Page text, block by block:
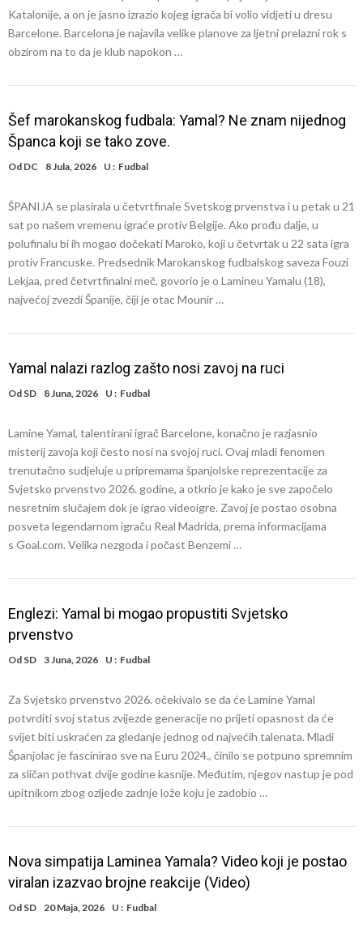
Katalonije, a on je jasno izrazio kojeg igrača bi volio vidjeti u dresu
Barcelone. Barcelona je najavila velike planove za ljetni prelazni rok s
obzirom na to da je klub napokon …
Šef marokanskog fudbala: Yamal? Ne znam nijednog
Španca koji se tako zove.
Od DC 8 Jula, 2026 U : Fudbal
ŠPANIJA se plasirala u četvrtfinale Svetskog prvenstva i u petak u 21
sat po našem vremenu igraće protiv Belgije. Ako prođu dalje, u
polufinalu bi ih mogao dočekati Maroko, koji u četvrtak u 22 sata igra
protiv Francuske. Predsednik Marokanskog fudbalskog saveza Fouzi
Lekjaa, pred četvrtfinalni meč, govorio je o Lamineu Yamalu (18),
najvećoj zvezdi Španije, čiji je otac Mounir …
Yamal nalazi razlog zašto nosi zavoj na ruci
Od SD 8 Juna, 2026 U : Fudbal
Lamine Yamal, talentirani igrač Barcelone, konačno je razjasnio
misterij zavoja koji često nosi na svojoj ruci. Ovaj mladi fenomen
trenutačno sudjeluje u pripremama španjolske reprezentacije za
Svjetsko prvenstvo 2026. godine, a otkrio je kako je sve započelo
nesretnim slučajem dok je igrao videoigre. Zavoj je postao osobna
posveta legendarnom igraču Real Madrida, prema informacijama
s Goal.com. Velika nezgoda i počast Benzemi …
Englezi: Yamal bi mogao propustiti Svjetsko
prvenstvo
Od SD 3 Juna, 2026 U : Fudbal
Za Svjetsko prvenstvo 2026. očekivalo se da će Lamine Yamal
potvrditi svoj status zvijezde generacije no prijeti opasnost da će
svijet biti uskraćen za gledanje jednog od najvećih talenata. Mladi
Španjolac je fascinirao sve na Euru 2024., činilo se potpuno spremnim
za sličan pothvat dvije godine kasnije. Međutim, njegov nastup je pod
upitnikom zbog ozljede zadnje lože koju je zadobio …
Nova simpatija Laminea Yamala? Video koji je postao
viralan izazvao brojne reakcije (Video)
Od SD 20 Maja, 2026 U : Fudbal